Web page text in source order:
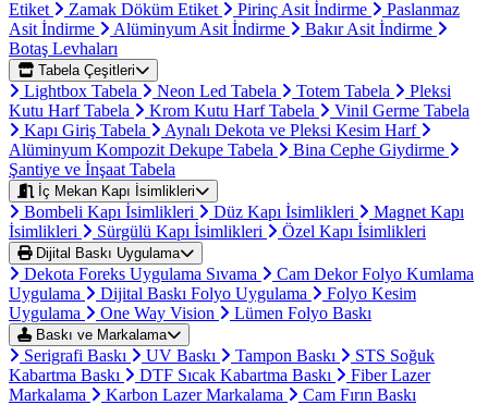
Etiket
Zamak Döküm Etiket Pirinç Asit İndirme
Paslanmaz
Asit İndirme
Alüminyum Asit İndirme
Bakır Asit İndirme
Botaş Levhaları
Tabela Çeşitleri
Lightbox Tabela Neon Led Tabela Totem Tabela
Pleksi
Kutu Harf Tabela
Krom Kutu Harf Tabela
Vinil Germe Tabela
Kapı Giriş Tabela
Aynalı Dekota ve Pleksi Kesim Harf
Alüminyum Kompozit Dekupe Tabela
Bina Cephe Giydirme
Şantiye ve İnşaat Tabela
İç Mekan Kapı İsimlikleri
Bombeli Kapı İsimlikleri Düz Kapı İsimlikleri
Magnet Kapı
İsimlikleri
Sürgülü Kapı İsimlikleri Özel Kapı İsimlikleri
Dijital Baskı Uygulama
Dekota Foreks Uygulama Sıvama
Cam Dekor Folyo Kumlama
Uygulama
Dijital Baskı Folyo Uygulama
Folyo Kesim
Uygulama
One Way Vision Lümen Folyo Baskı
Baskı ve Markalama
Serigrafi Baskı UV Baskı Tampon Baskı
STS Soğuk
Kabartma Baskı
DTF Sıcak Kabartma Baskı
Fiber Lazer
Markalama
Karbon Lazer Markalama Cam Fırın Baskı